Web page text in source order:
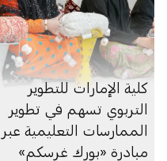
كلية الإمارات للتطوير
التربوي تسهم في تطوير
الممارسات التعليمية عبر
مبادرة «بورك غرسكم»